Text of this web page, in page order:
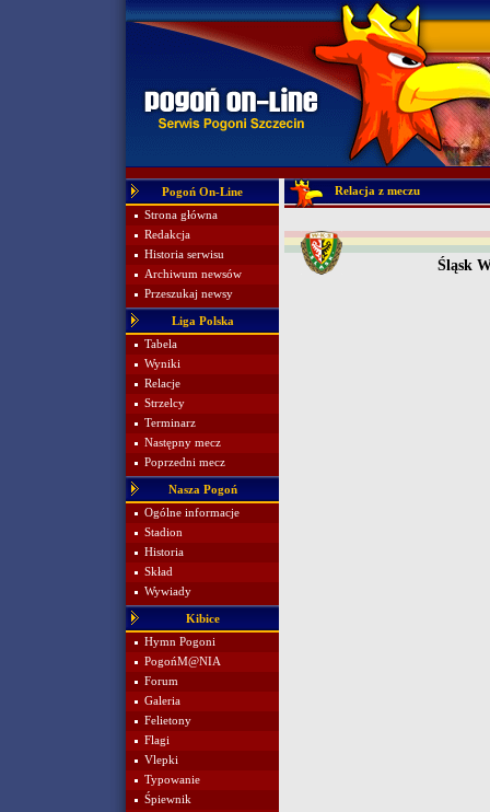
Pogoń On-Line
Strona główna
Redakcja
Historia serwisu
Archiwum newsów
Przeszukaj newsy
Liga Polska
Tabela
Wyniki
Relacje
Strzelcy
Terminarz
Następny mecz
Poprzedni mecz
Nasza Pogoń
Ogólne informacje
Stadion
Historia
Skład
Wywiady
Kibice
Hymn Pogoni
PogońM@NIA
Forum
Galeria
Felietony
Flagi
Vlepki
Typowanie
Śpiewnik
Relacja z meczu
Śląsk